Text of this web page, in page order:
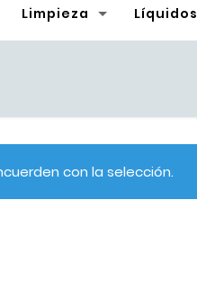
Limpieza Líquidos
con la selección.